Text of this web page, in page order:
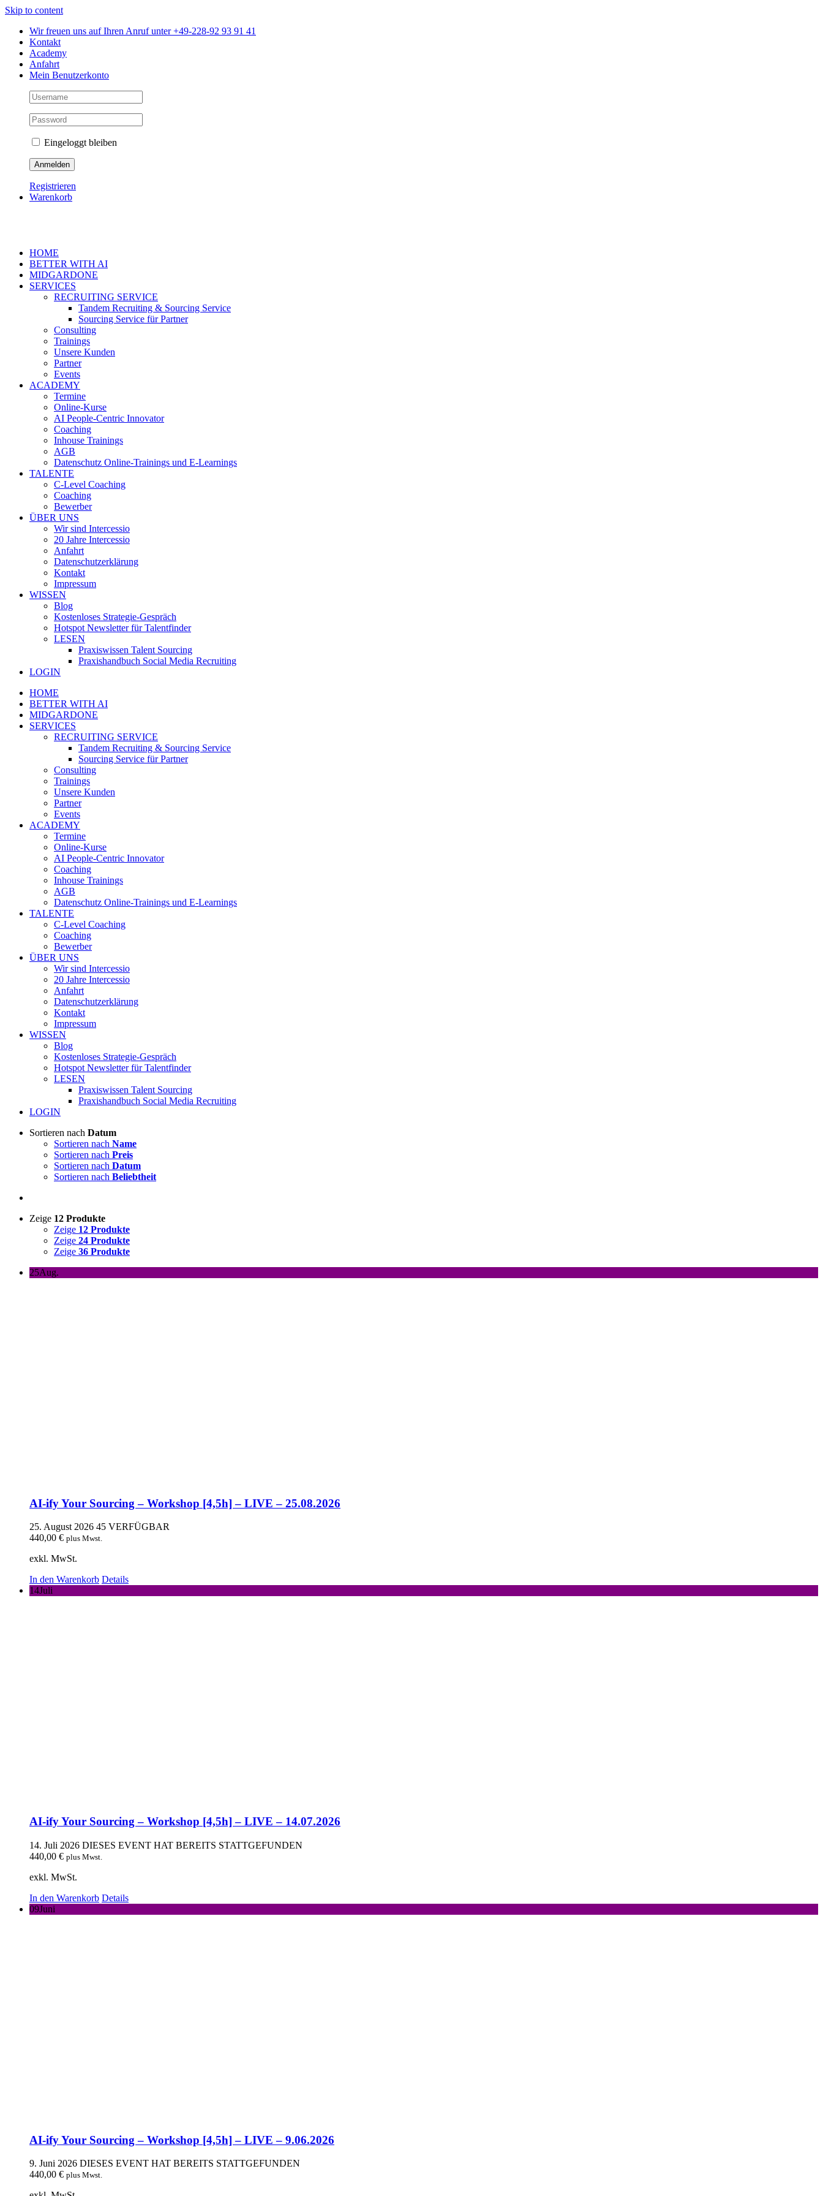
Skip to content
Wir freuen uns auf Ihren Anruf unter +49-228-92 93 91 41
Kontakt
Academy
Anfahrt
Mein Benutzerkonto
Eingeloggt bleiben
Registrieren
Warenkorb
HOME
BETTER WITH AI
MIDGARDONE
SERVICES
RECRUITING SERVICE
Tandem Recruiting & Sourcing Service
Sourcing Service für Partner
Consulting
Trainings
Unsere Kunden
Partner
Events
ACADEMY
Termine
Online-Kurse
AI People-Centric Innovator
Coaching
Inhouse Trainings
AGB
Datenschutz Online-Trainings und E-Learnings
TALENTE
C-Level Coaching
Coaching
Bewerber
ÜBER UNS
Wir sind Intercessio
20 Jahre Intercessio
Anfahrt
Datenschutzerklärung
Kontakt
Impressum
WISSEN
Blog
Kostenloses Strategie-Gespräch
Hotspot Newsletter für Talentfinder
LESEN
Praxiswissen Talent Sourcing
Praxishandbuch Social Media Recruiting
LOGIN
HOME
BETTER WITH AI
MIDGARDONE
SERVICES
RECRUITING SERVICE
Tandem Recruiting & Sourcing Service
Sourcing Service für Partner
Consulting
Trainings
Unsere Kunden
Partner
Events
ACADEMY
Termine
Online-Kurse
AI People-Centric Innovator
Coaching
Inhouse Trainings
AGB
Datenschutz Online-Trainings und E-Learnings
TALENTE
C-Level Coaching
Coaching
Bewerber
ÜBER UNS
Wir sind Intercessio
20 Jahre Intercessio
Anfahrt
Datenschutzerklärung
Kontakt
Impressum
WISSEN
Blog
Kostenloses Strategie-Gespräch
Hotspot Newsletter für Talentfinder
LESEN
Praxiswissen Talent Sourcing
Praxishandbuch Social Media Recruiting
LOGIN
Sortieren nach Datum
Sortieren nach Name
Sortieren nach Preis
Sortieren nach Datum
Sortieren nach Beliebtheit
Zeige 12 Produkte
Zeige 12 Produkte
Zeige 24 Produkte
Zeige 36 Produkte
25Aug.
AI-ify Your Sourcing – Workshop [4,5h] – LIVE – 25.08.2026
25. August 2026 45 VERFÜGBAR
440,00 € plus Mwst.
exkl. MwSt.
In den Warenkorb Details
14Juli
AI-ify Your Sourcing – Workshop [4,5h] – LIVE – 14.07.2026
14. Juli 2026 DIESES EVENT HAT BEREITS STATTGEFUNDEN
440,00 € plus Mwst.
exkl. MwSt.
In den Warenkorb Details
09Juni
AI-ify Your Sourcing – Workshop [4,5h] – LIVE – 9.06.2026
9. Juni 2026 DIESES EVENT HAT BEREITS STATTGEFUNDEN
440,00 € plus Mwst.